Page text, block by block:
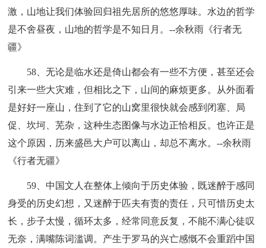
激，山地让我们体验回归祖先居所的悠悠厚味。水边的哲学
是不舍昼夜，山地的哲学是不知日月。--余秋雨《行者无
疆》
58、无论是临水还是倚山都会有一些不方便，甚至还会
引来一些大灾难，但相比之下，山间的麻烦更多。从外面看
是好好一座山，住到了它的山窝里很快就会感到闭塞、局
促、坎坷、芜杂，这种生态图像与水边正恰相反。也许正是
这个原因，历来盛邑大户可以离山，却总不离水。--余秋雨
《行者无疆》
59、中国文人在整体上倾向于历史体验，既迷醉于感同
身受的历史幻想，又迷醉于匹夫有责的责任，只可惜历史太
长，步子太慢，循环太多，经常同意反复，不能不满心徒叹
无奈，满嘴陈词滥调。产生于罗马的兴亡感慨不会重蹈中国